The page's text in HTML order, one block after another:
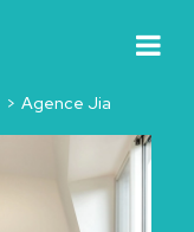
Agence Jia